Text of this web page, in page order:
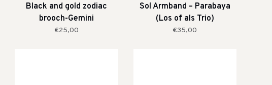
Black and gold zodiac
brooch-Gemini
€25,00
Sol Armband – Parabaya
(Los of als Trio)
€35,00